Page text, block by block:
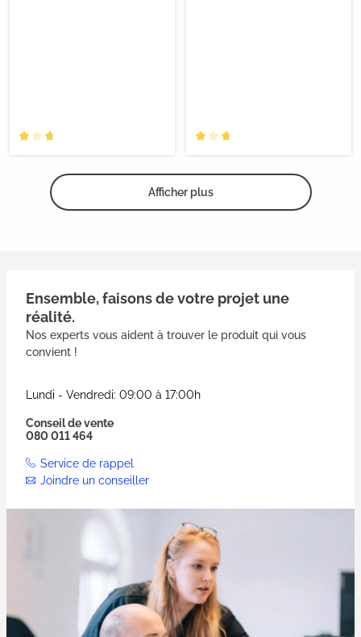
Afficher plus
Ensemble, faisons de votre projet une
réalité.
Nos experts vous aident à trouver le produit qui vous
convient !
Lundi - Vendredi: 09:00 à 17:00h
Conseil de vente
080 011 464
Service de rappel
Joindre un conseiller